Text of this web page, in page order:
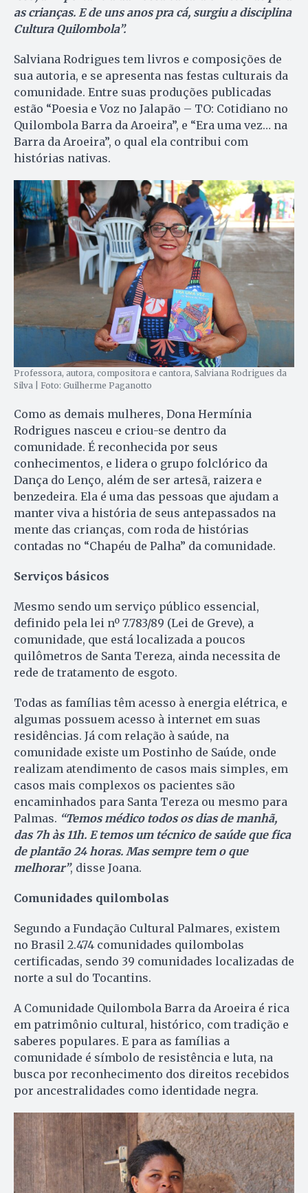
as crianças. E de uns anos pra cá, surgiu a disciplina
Cultura Quilombola”.
Salviana Rodrigues tem livros e composições de
sua autoria, e se apresenta nas festas culturais da
comunidade. Entre suas produções publicadas
estão “Poesia e Voz no Jalapão – TO: Cotidiano no
Quilombola Barra da Aroeira”, e “Era uma vez… na
Barra da Aroeira”, o qual ela contribui com
histórias nativas.
Professora, autora, compositora e cantora, Salviana Rodrigues da
Silva | Foto: Guilherme Paganotto
Como as demais mulheres, Dona Hermínia
Rodrigues nasceu e criou-se dentro da
comunidade. É reconhecida por seus
conhecimentos, e lidera o grupo folclórico da
Dança do Lenço, além de ser artesã, raizera e
benzedeira. Ela é uma das pessoas que ajudam a
manter viva a história de seus antepassados na
mente das crianças, com roda de histórias
contadas no “Chapéu de Palha” da comunidade.
Serviços básicos
Mesmo sendo um serviço público essencial,
definido pela lei nº 7.783/89 (Lei de Greve), a
comunidade, que está localizada a poucos
quilômetros de Santa Tereza, ainda necessita de
rede de tratamento de esgoto.
Todas as famílias têm acesso à energia elétrica, e
algumas possuem acesso à internet em suas
residências. Já com relação à saúde, na
comunidade existe um Postinho de Saúde, onde
realizam atendimento de casos mais simples, em
casos mais complexos os pacientes são
encaminhados para Santa Tereza ou mesmo para
Palmas. “Temos médico todos os dias de manhã,
das 7h às 11h. E temos um técnico de saúde que fica
de plantão 24 horas. Mas sempre tem o que
melhorar”, disse Joana.
Comunidades quilombolas
Segundo a Fundação Cultural Palmares, existem
no Brasil 2.474 comunidades quilombolas
certificadas, sendo 39 comunidades localizadas de
norte a sul do Tocantins.
A Comunidade Quilombola Barra da Aroeira é rica
em patrimônio cultural, histórico, com tradição e
saberes populares. E para as famílias a
comunidade é símbolo de resistência e luta, na
busca por reconhecimento dos direitos recebidos
por ancestralidades como identidade negra.